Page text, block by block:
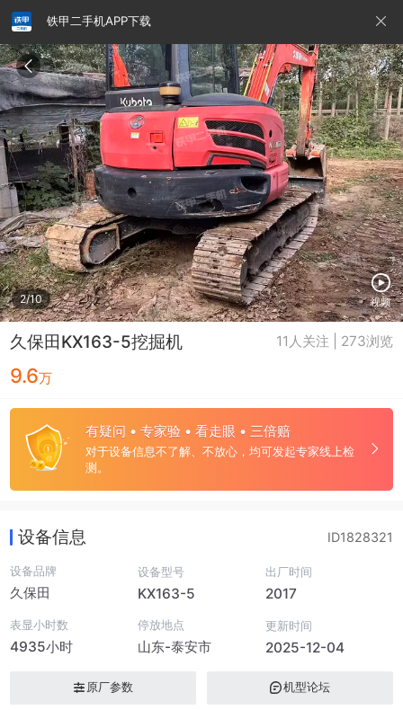
铁甲二手机APP下载
2/10 视频
久保田KX163-5挖掘机 11人关注 | 273浏览
9.6万
有疑问 • 专家验 • 看走眼 • 三倍赔
对于设备信息不了解、不放心，均可发起专家线上检
测。
请输入手机号
提
交
即
表
示
您
同
意
《隐
私
政
策》
设备信息 ID1828321
设备品牌
久保田
设备型号
KX163-5
出厂时间
2017
表显小时数
4935小时
停放地点
山东-泰安市
更新时间
2025-12-04
原厂参数 机型论坛
铁甲龙总部 4000099032 认证经纪人